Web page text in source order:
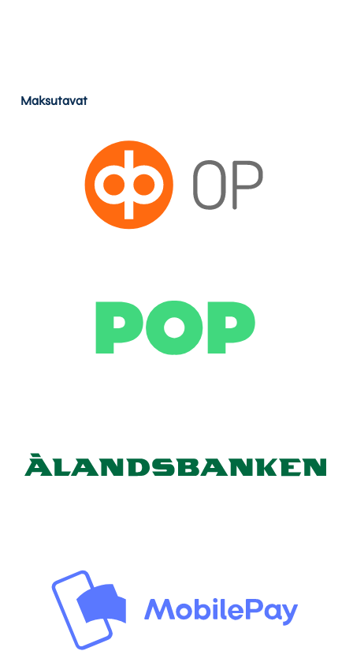
Maksutavat